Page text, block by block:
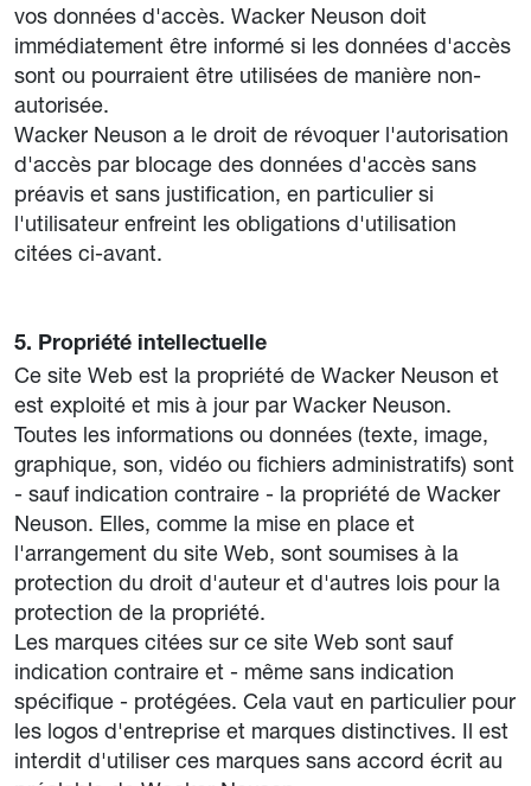
vos données d'accès. Wacker Neuson doit
immédiatement être informé si les données d'accès
sont ou pourraient être utilisées de manière non-
autorisée.
Wacker Neuson a le droit de révoquer l'autorisation
d'accès par blocage des données d'accès sans
préavis et sans justification, en particulier si
l'utilisateur enfreint les obligations d'utilisation
citées ci-avant.
5. Propriété intellectuelle
Ce site Web est la propriété de Wacker Neuson et
est exploité et mis à jour par Wacker Neuson.
Toutes les informations ou données (texte, image,
graphique, son, vidéo ou fichiers administratifs) sont
- sauf indication contraire - la propriété de Wacker
Neuson. Elles, comme la mise en place et
l'arrangement du site Web, sont soumises à la
protection du droit d'auteur et d'autres lois pour la
protection de la propriété.
Les marques citées sur ce site Web sont sauf
indication contraire et - même sans indication
spécifique - protégées. Cela vaut en particulier pour
les logos d'entreprise et marques distinctives. Il est
interdit d'utiliser ces marques sans accord écrit au